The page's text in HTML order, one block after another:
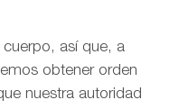
cuerpo, así que, a
obtener orden
nuestra autoridad